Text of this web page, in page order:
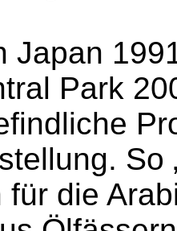
Japan
Park
So
für die